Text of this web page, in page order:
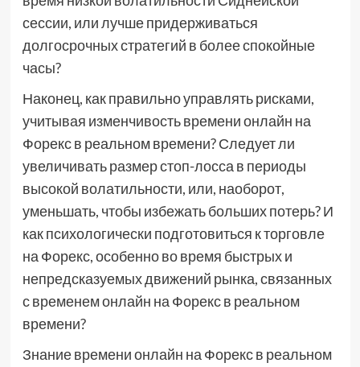
сессии, или лучше придерживаться
долгосрочных стратегий в более спокойные
часы?
Наконец, как правильно управлять рисками,
учитывая изменчивость времени онлайн на
Форекс в реальном времени? Следует ли
увеличивать размер стоп-лосса в периоды
высокой волатильности, или, наоборот,
уменьшать, чтобы избежать больших потерь? И
как психологически подготовиться к торговле
на Форекс, особенно во время быстрых и
непредсказуемых движений рынка, связанных
с временем онлайн на Форекс в реальном
времени?
Знание времени онлайн на Форекс в реальном